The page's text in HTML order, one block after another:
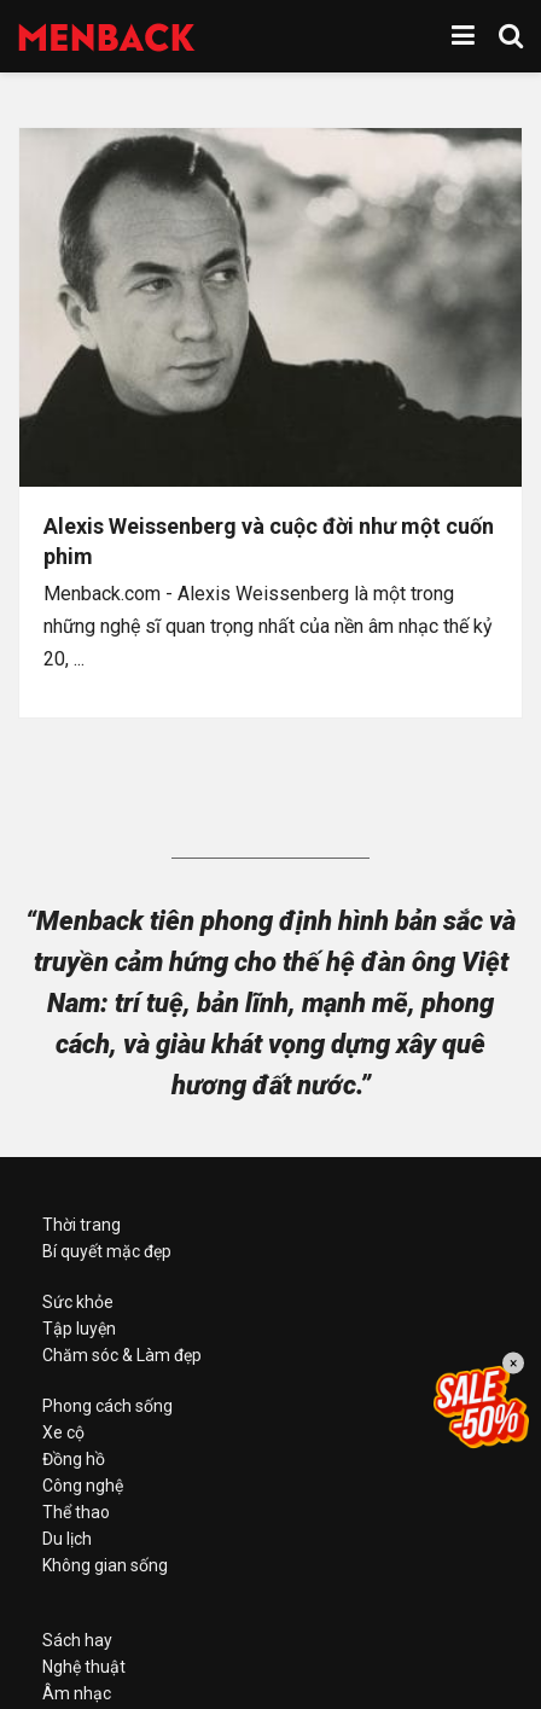
Alexis Weissenberg và cuộc đời như một cuốn
phim
Menback.com - Alexis Weissenberg là một trong
những nghệ sĩ quan trọng nhất của nền âm nhạc thế kỷ
20, ...
“Menback tiên phong định hình bản sắc và
truyền cảm hứng cho thế hệ đàn ông Việt
Nam: trí tuệ, bản lĩnh, mạnh mẽ, phong
cách, và giàu khát vọng dựng xây quê
hương đất nước.”
Thời trang
Bí quyết mặc đẹp
Sức khỏe
Tập luyện
Chăm sóc & Làm đẹp
Phong cách sống
Xe cộ
Đồng hồ
Công nghệ
Thể thao
Du lịch
Không gian sống
Sách hay
Nghệ thuật
Âm nhạc
×